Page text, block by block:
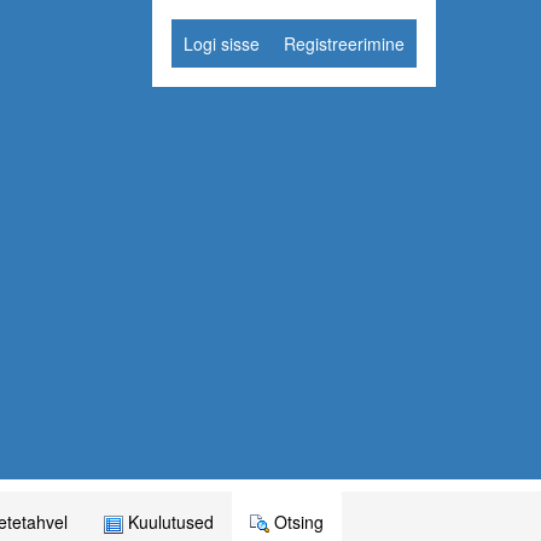
Logi sisse Registreerimine
Kuulutused Otsing